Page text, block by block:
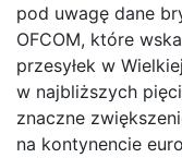
pod uwagę dane
OFCOM, które
przesyłek w
w najbliższych
znaczne
na kontynencie